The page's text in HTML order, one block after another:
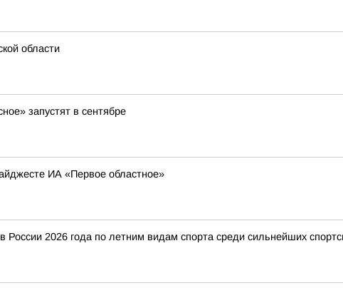
области
запустят в сентябре
ИА «Первое областное»
2026 года по летним видам спорта среди сильнейших